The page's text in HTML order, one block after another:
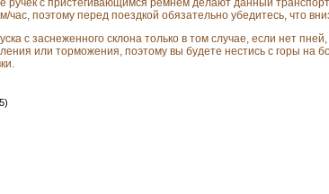
с пристегивающимся ремнем делают данный
час, поэтому перед поездкой обязательно убедитесь, что
с заснеженного склона только в том случае, если нет
или торможения, поэтому вы будете нестись с горы на